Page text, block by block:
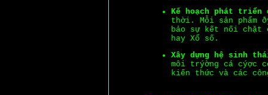
Kế hoạch phát triển
thời. Mỗi sản phẩm
bảo sự kết nối chặt
hay Xổ số.
Xây dựng hệ sinh
môi trýờng cá cýợc
kiến thức và các